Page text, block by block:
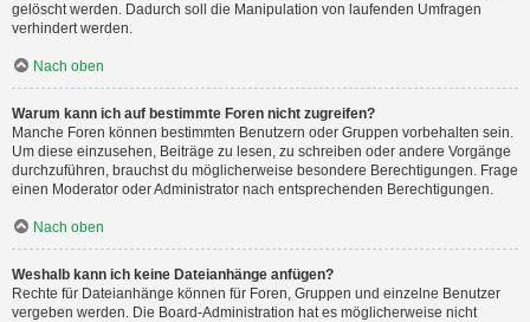
gelöscht werden. Dadurch soll die Manipulation von laufenden Umfragen
verhindert werden.
Nach oben
Warum kann ich auf bestimmte Foren nicht zugreifen?
Manche Foren können bestimmten Benutzern oder Gruppen vorbehalten sein.
Um diese einzusehen, Beiträge zu lesen, zu schreiben oder andere Vorgänge
durchzuführen, brauchst du möglicherweise besondere Berechtigungen. Frage
einen Moderator oder Administrator nach entsprechenden Berechtigungen.
Nach oben
Weshalb kann ich keine Dateianhänge anfügen?
Rechte für Dateianhänge können für Foren, Gruppen und einzelne Benutzer
vergeben werden. Die Board-Administration hat es möglicherweise nicht